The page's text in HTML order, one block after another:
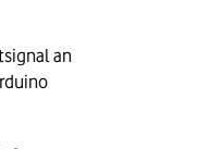
an